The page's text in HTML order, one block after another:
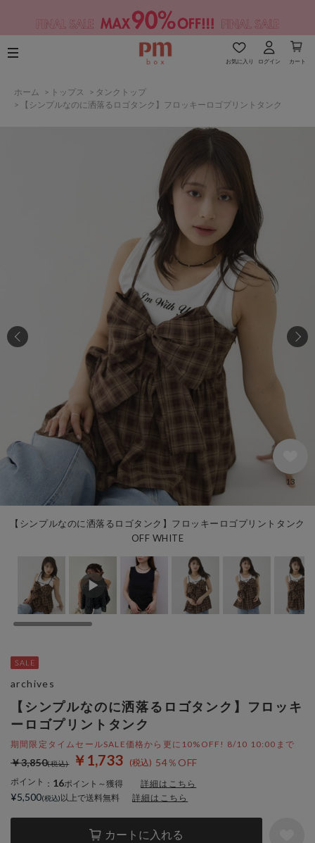
お気に入り ログイン カート
ホーム > トップス > タンクトップ
>
【シンプルなのに洒落るロゴタンク】フロッキーロゴプリントタンク
【シンプルなのに洒落るロゴタンク】フロッキーロゴプリントタンク
OFF WHITE
13
【シンプルなのに洒落るロゴタンク】フロッキ
ーロゴプリントタンク
期間限定タイムセールSALE価格から更に10%OFF! 8/10 10:00まで
￥1,733 54％OFF
￥3,850
ポイント ： 16ポイント～獲得 詳細はこちら
カートに入れる
archives
¥5,500 以上で送料無料 詳細はこちら